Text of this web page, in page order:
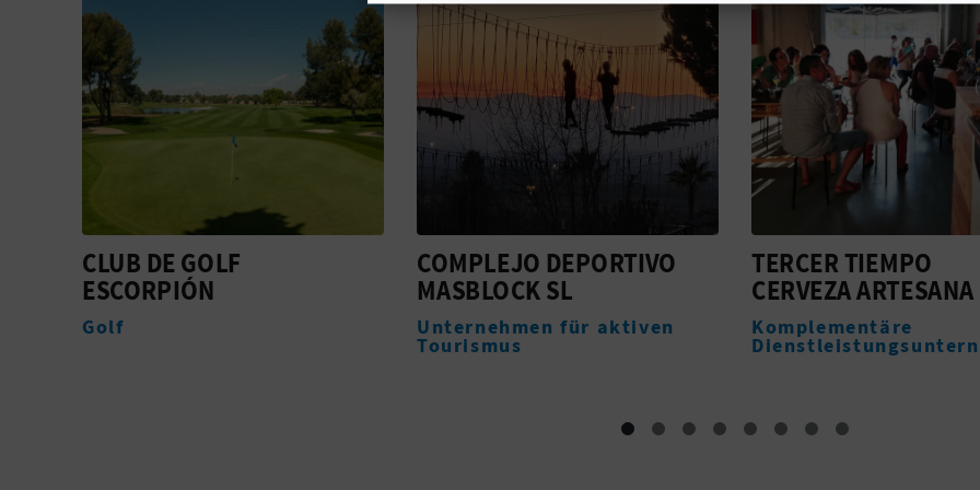
COMPLEJO DEPORTIVO
MASBLOCK SL
Unternehmen für aktiven
TERCER TIEMPO
CERVEZA ARTESANA
Komplementäre
Dienstleistungsunternehmen
AD HOC PARQUE
Unterkünfte